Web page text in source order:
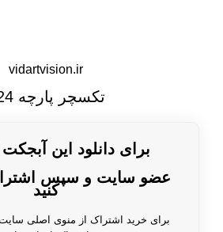
vidartvision.ir
تکسچر پارچه 024
برای دانلود این آبجکت
عضو سایت و سپس
کنید
برای خرید اشتراک از منوی اصلی